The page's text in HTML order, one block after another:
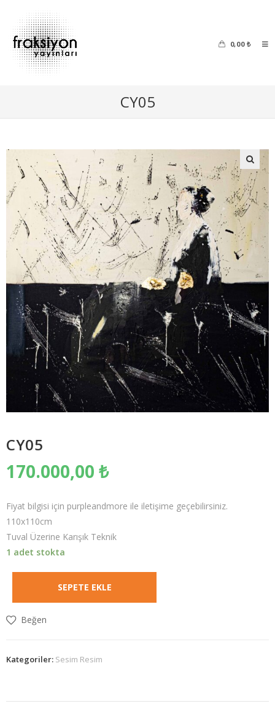
0,00 ₺
CY05
CY05
170.000,00 ₺
Fiyat bilgisi için purpleandmore ile iletişime geçebilirsiniz.
110x110cm
Tuval Üzerine Karışık Teknik
1 adet stokta
SEPETE EKLE
Beğen
Kategoriler: Sesim Resim